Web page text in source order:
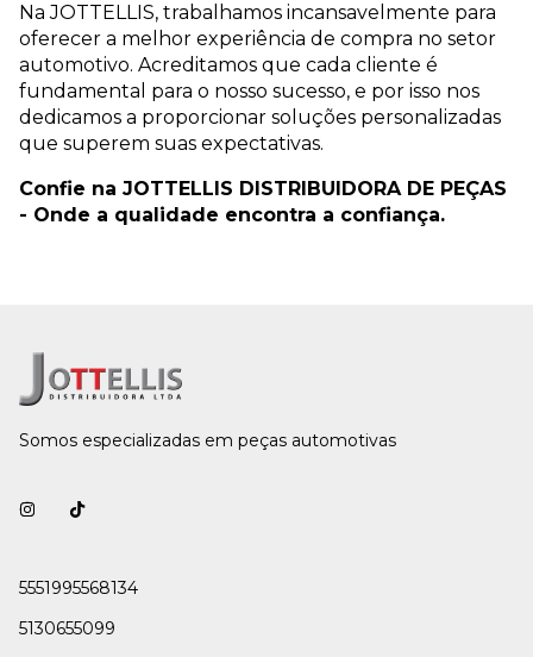
Na JOTTELLIS, trabalhamos incansavelmente para
oferecer a melhor experiência de compra no setor
automotivo. Acreditamos que cada cliente é
fundamental para o nosso sucesso, e por isso nos
dedicamos a proporcionar soluções personalizadas
que superem suas expectativas.
Confie na JOTTELLIS DISTRIBUIDORA DE PEÇAS
- Onde a qualidade encontra a confiança.
Somos especializadas em peças automotivas
5551995568134
5130655099